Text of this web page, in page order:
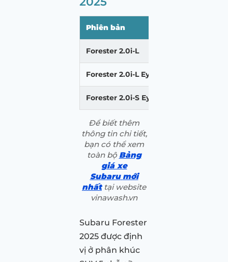
Phiên bản
Forester 2.0i-L
Forester 2.0i-L EyeSight
Forester 2.0i-S EyeSight
Để biết thêm
thông tin chi tiết,
bạn có thể xem
toàn bộ Bảng
giá xe
Subaru mới
nhấttại website
vinawash.vn
Subaru Forester
2025 được định
vị ở phân khúc